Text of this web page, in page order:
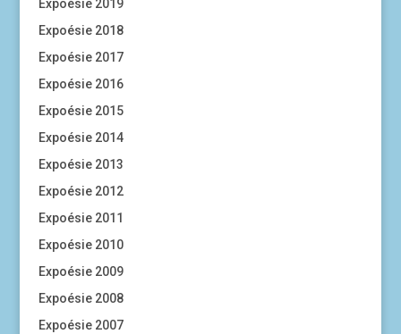
Expoésie 2019
Expoésie 2018
Expoésie 2017
Expoésie 2016
Expoésie 2015
Expoésie 2014
Expoésie 2013
Expoésie 2012
Expoésie 2011
Expoésie 2010
Expoésie 2009
Expoésie 2008
Expoésie 2007